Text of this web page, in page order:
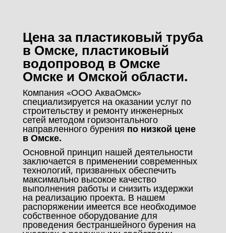
Цена за пластиковый труба
в Омске, пластиковый
водопровод в Омске
Омске и Омской области.
Компания «ООО АкваОмск»
специализируется на оказании услуг по
строительству и ремонту инженерных
сетей методом горизонтального
направленного бурения по низкой цене
в Омске.
Основной принцип нашей деятельности
заключается в применении современных
технологий, призванных обеспечить
максимально высокое качество
выполнения работы и снизить издержки
на реализацию проекта. В нашем
распоряжении имеется все необходимое
собственное оборудование для
проведения бестраншейного бурения на